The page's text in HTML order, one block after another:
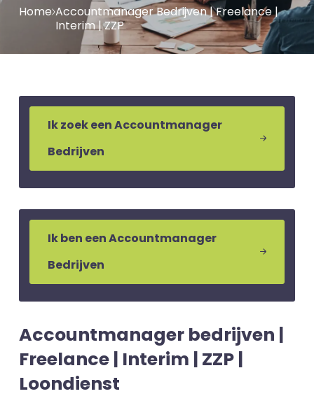
Home Accountmanager Bedrijven | Freelance |
Interim | ZZP
Ik zoek een Accountmanager
Bedrijven
Ik ben een Accountmanager
Bedrijven
Accountmanager bedrijven |
Freelance | Interim | ZZP |
Loondienst